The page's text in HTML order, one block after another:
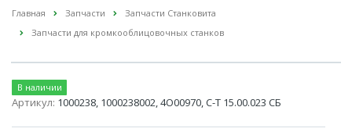
Главная Запчасти
Запчасти Станковита
Запчасти для кромкооблицовочных станков
В наличии
Артикул: 1000238, 1000238002, 4О00970, С-Т 15.00.023 СБ